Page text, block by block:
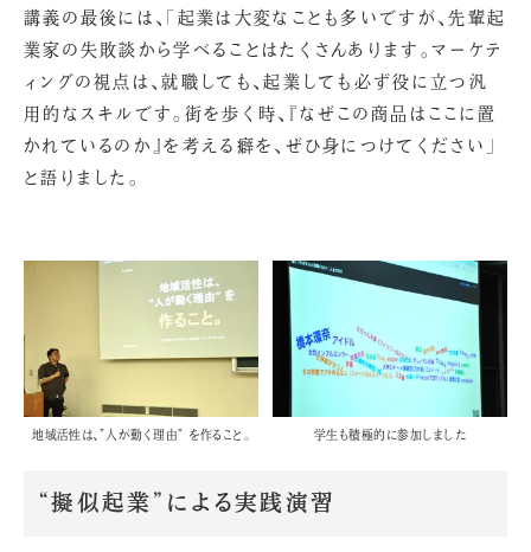
講義の最後には、「起業は大変なことも多いですが、先輩起
業家の失敗談から学べることはたくさんあります。マーケテ
ィングの視点は、就職しても、起業しても必ず役に立つ汎
用的なスキルです。街を歩く時、『なぜこの商品はここに置
かれているのか』を考える癖を、ぜひ身につけてください」
と語りました。
地域活性は、”人が動く理由” を作ること。 学生も積極的に参加しました
“擬似起業”による実践演習